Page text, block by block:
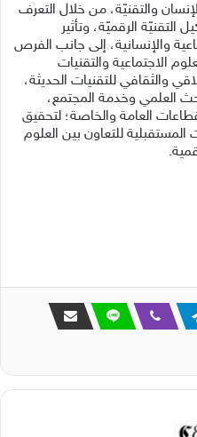
والتقنيّة، من خلال التعرف
الرقميّة، وتأثير
والإنسانية، إلى جانب الفرص
الاجتماعية والتقنيات
والثقافي للتقنيات الحديثة،
العلمي وخدمة المجتمع،
العامة والخاصة؛ لتحقيق
المستقبلية للتعاون بين العلوم